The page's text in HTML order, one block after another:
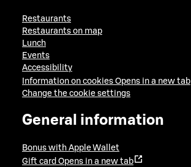
Restaurants
Restaurants on map
Lunch
Events
Accessibility
Information on cookies Opens in a new tab
Change the cookie settings
General information
Bonus with Apple Wallet
Gift card Opens in a new tab